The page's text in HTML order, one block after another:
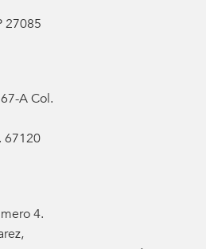
27085
A Col.
67120
4.